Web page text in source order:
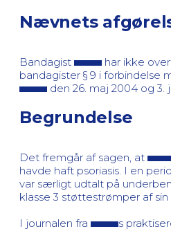
Nævnets
Bandagist
har ikke
bandagister § 9 i forbindelse
den 26. maj 2004 og 3.
Begrundelse
Det fremgår af sagen, at
havde haft psoriasis. I en
var særligt udtalt på
klasse 3 støttestrømper af
I journalen fra
s